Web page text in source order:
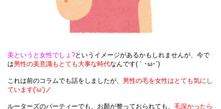
美というと女性でしょ?というイメージがあるかもしれませんが、今で
は男性の美意識も とても大事な時代なんです(｀･ω･´)
これは前のコラムでも話をしましたが、 男性の毛を女性はとても気にし
ています(‘ω’)ノ
ルーターズのパーティーでも、お顏が整っておられても、 毛深かったら